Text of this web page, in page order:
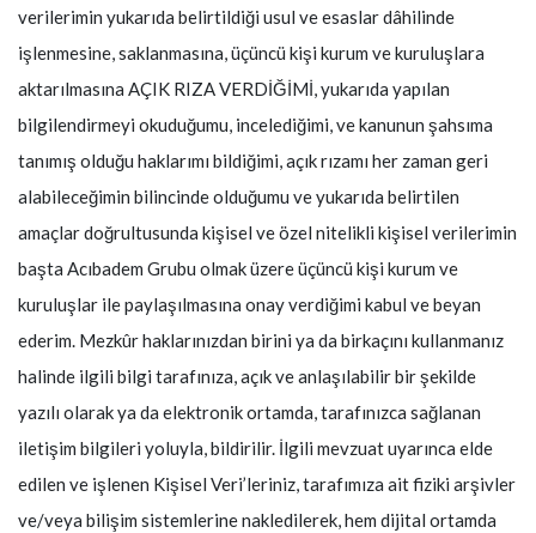
verilerimin yukarıda belirtildiği usul ve esaslar dâhilinde
işlenmesine, saklanmasına, üçüncü kişi kurum ve kuruluşlara
aktarılmasına AÇIK RIZA VERDİĞİMİ, yukarıda yapılan
bilgilendirmeyi okuduğumu, incelediğimi, ve kanunun şahsıma
tanımış olduğu haklarımı bildiğimi, açık rızamı her zaman geri
alabileceğimin bilincinde olduğumu ve yukarıda belirtilen
amaçlar doğrultusunda kişisel ve özel nitelikli kişisel verilerimin
başta Acıbadem Grubu olmak üzere üçüncü kişi kurum ve
kuruluşlar ile paylaşılmasına onay verdiğimi kabul ve beyan
ederim. Mezkûr haklarınızdan birini ya da birkaçını kullanmanız
halinde ilgili bilgi tarafınıza, açık ve anlaşılabilir bir şekilde
yazılı olarak ya da elektronik ortamda, tarafınızca sağlanan
iletişim bilgileri yoluyla, bildirilir. İlgili mevzuat uyarınca elde
edilen ve işlenen Kişisel Veri’leriniz, tarafımıza ait fiziki arşivler
ve/veya bilişim sistemlerine nakledilerek, hem dijital ortamda